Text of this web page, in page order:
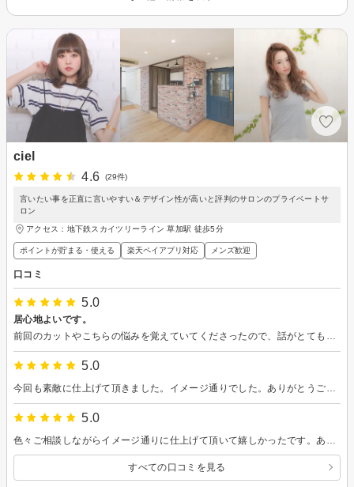
ciel
4.6
(29件)
言いたい事を正直に言いやすい＆デザイン性が高いと評判のサロンのプライベートサ
ロン
アクセス：地下鉄スカイツリーライン 草加駅 徒歩5分
ポイントが貯まる・使える 楽天ペイアプリ対応 メンズ歓迎
口コミ
5.0
居心地よいです。
5.0
5.0
すべての口コミを見る